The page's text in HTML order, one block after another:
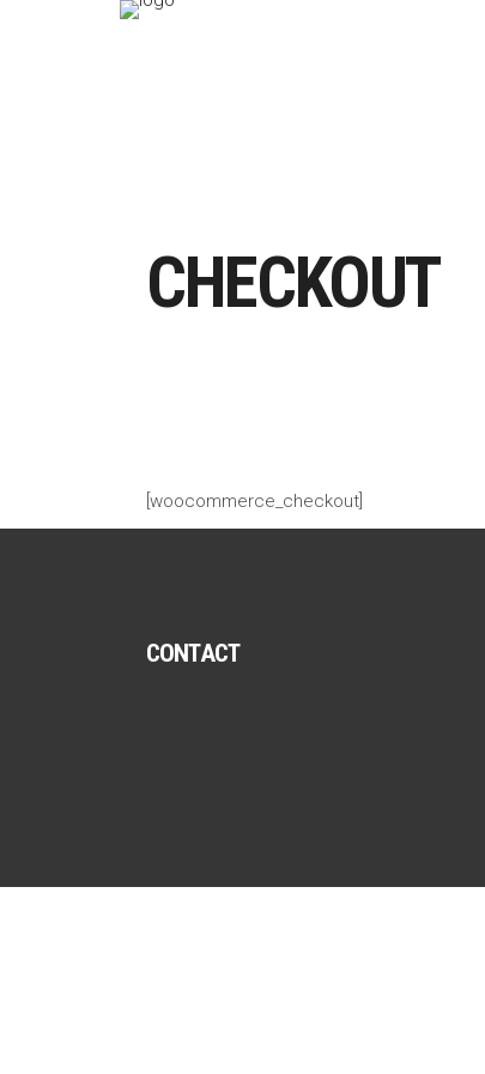
CHECKOUT
[woocommerce_checkout]
CONTACT